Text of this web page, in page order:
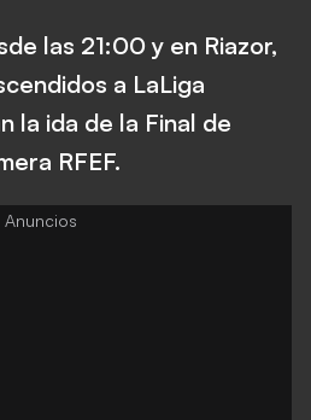
las 21:00 y en Riazor,
a LaLiga
la ida de la Final de
RFEF.